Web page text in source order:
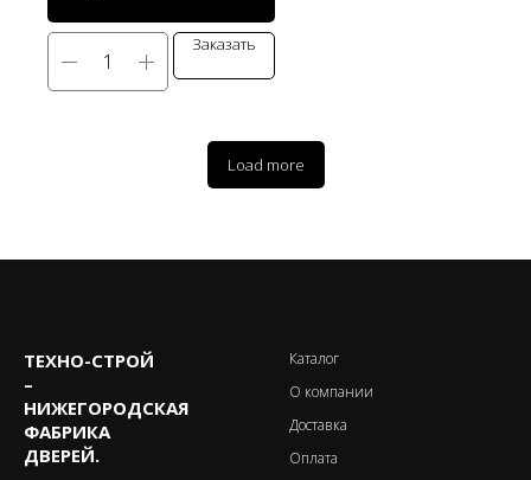
Заказать
Load more
ТЕХНО-CТРОЙ
–
НИЖЕГОРОДСКАЯ
ФАБРИКА
ДВЕРЕЙ.
Каталог
О компании
Доставка
Оплата